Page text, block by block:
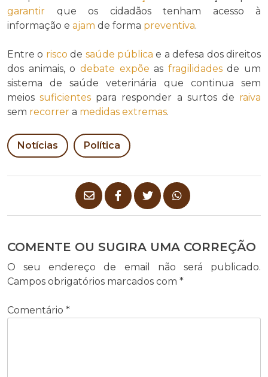
garantir que os cidadãos tenham acesso à
informação e ajam de forma preventiva.
Entre o risco de saúde pública e a defesa dos direitos
dos animais, o debate expõe as fragilidadesde um
sistema de saúde veterinária que continua sem
meiossuficientes para responder a surtos de raiva
sem recorrer a medidas extremas.
Notícias Política
COMENTE OU SUGIRA UMA CORREÇÃO
O seu endereço de email não será publicado.
Campos obrigatórios marcados com *
Comentário *